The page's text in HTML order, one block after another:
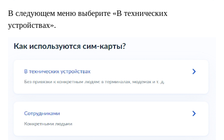
В следующем меню выберите «В технических
устройствах».